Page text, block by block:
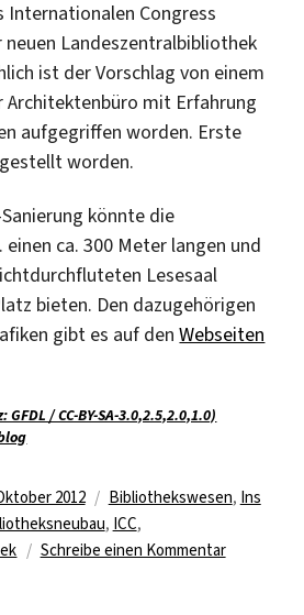
Internationalen Congress
neuen Landeszentralbibliothek
ist der Vorschlag von einem
Architektenbüro mit Erfahrung
aufgegriffen worden. Erste
worden.
könnte die
einen ca. 300 Meter langen und
Lesesaal
bieten. Den dazugehörigen
gibt es auf denWebseiten
/ CC-BY-SA-3.0,2.5,2.0,1.0)
2012 Kategorien
Bibliothekswesen, Ins
, ICC,
Schreibe einen Kommentarzu